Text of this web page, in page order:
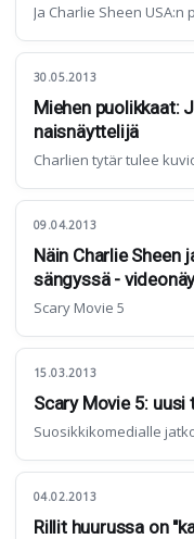
Ja Charlie Sheen
30.05.2013
Miehen puolikkaat:
naisnäyttelijä
Charlien tytär tulee
09.04.2013
Näin Charlie Sheen
sängyssä -
Scary Movie 5
15.03.2013
Scary Movie 5: uusi
Suosikkikomedialle
04.02.2013
Rillit huurussa on